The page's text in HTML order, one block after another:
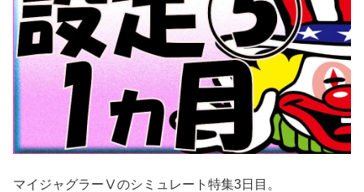
マイジャグラーⅤのシミュレート特集3日目。